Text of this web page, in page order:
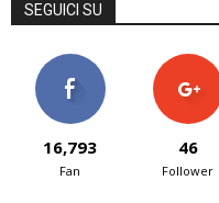
SEGUICI SU
16,793
Fan
46
Follower